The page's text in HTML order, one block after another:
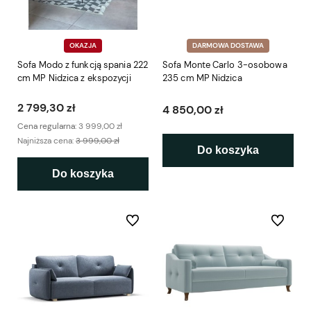
OKAZJA
Sofa Modo z funkcją spania 222
cm MP Nidzica z ekspozycji
2 799,30 zł
Cena regularna:3 999,00 zł
Najniższa cena:3 999,00 zł
Do koszyka
DARMOWA DOSTAWA
Sofa Monte Carlo 3-osobowa
235 cm MP Nidzica
4 850,00 zł
Do koszyka
Do ulubionych Do